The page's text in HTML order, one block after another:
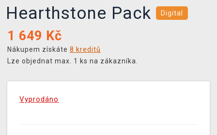
Hearthstone Pack
Digital
1 649 Kč
Nákupem získáte 8 kreditů
Lze objednat max. 1 ks na zákazníka.
Vyprodáno